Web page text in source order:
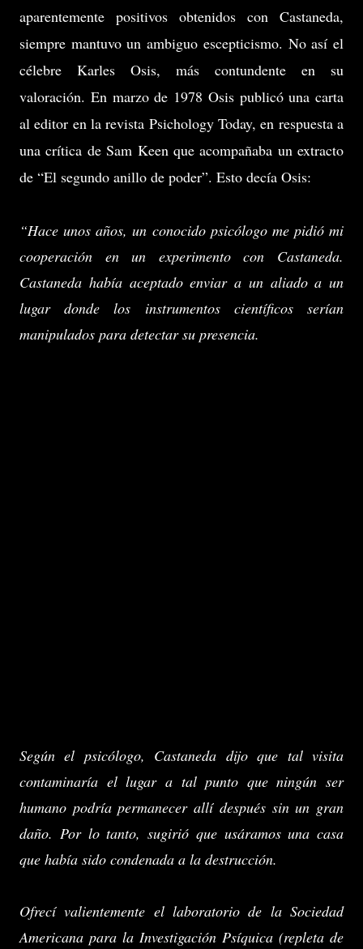
aparentemente positivos obtenidos con Castaneda,
siempre mantuvo un ambiguo escepticismo. No así el
célebre Karles Osis, más contundente en su
valoración. En marzo de 1978 Osis publicó una carta
al editor en la revista Psichology Today, en respuesta a
una crítica de Sam Keen que acompañaba un extracto
de “El segundo anillo de poder”. Esto decía Osis:
“Hace unos años, un conocido psicólogo me pidió mi
cooperación en un experimento con Castaneda.
Castaneda había aceptado enviar a un aliado a un
lugar donde los instrumentos científicos serían
manipulados para detectar su presencia.
Según el psicólogo, Castaneda dijo que tal visita
contaminaría el lugar a tal punto que ningún ser
humano podría permanecer allí después sin un gran
daño. Por lo tanto, sugirió que usáramos una casa
que había sido condenada a la destrucción.
Ofrecí valientemente el laboratorio de la Sociedad
Americana para la Investigación Psíquica (repleta de